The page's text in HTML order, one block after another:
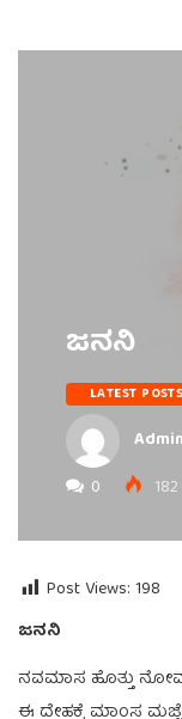
ಜನನಿ
LATEST POSTS
0
182
Post Views: 198
ಜನನಿ
ನವಮಾಸ ಹೊತ್ತು
ಈ ದೇಹಕ್ಕೆ ಮಾಂಸ